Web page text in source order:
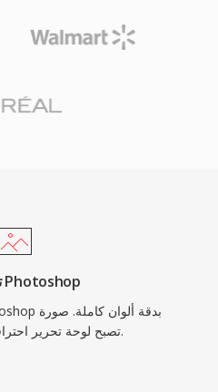
تكامل مع Photoshop
HEIC تصبح لوحة تحرير احترافية في ثوانٍ.